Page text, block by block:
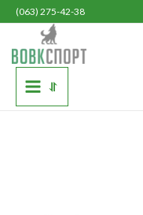
Перейти
вмісту
(063) 275-42-38
⥯